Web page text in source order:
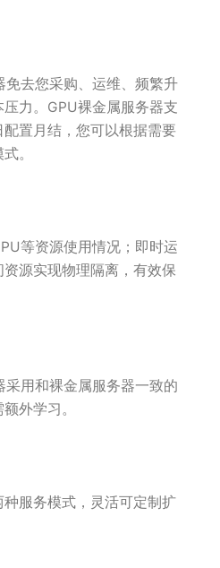
免去您采购、运维、频繁升
力。GPU裸金属服务器支
置月结，您可以根据需要
。
等资源使用情况；即时运
源实现物理隔离，有效保
采用和裸金属服务器一致的
外学习。
服务模式，灵活可定制扩